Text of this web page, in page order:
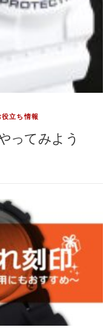
立ち情報
ってみよう